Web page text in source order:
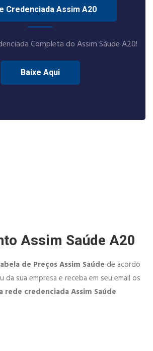
Credenciada Assim A20
Completa do Assim Sáude A20!
Baixe Aqui
Assim Saúde A20
de Preços Assim Saúde de acordo
da sua empresa e receba em seu email os
rede credenciada Assim Saúde